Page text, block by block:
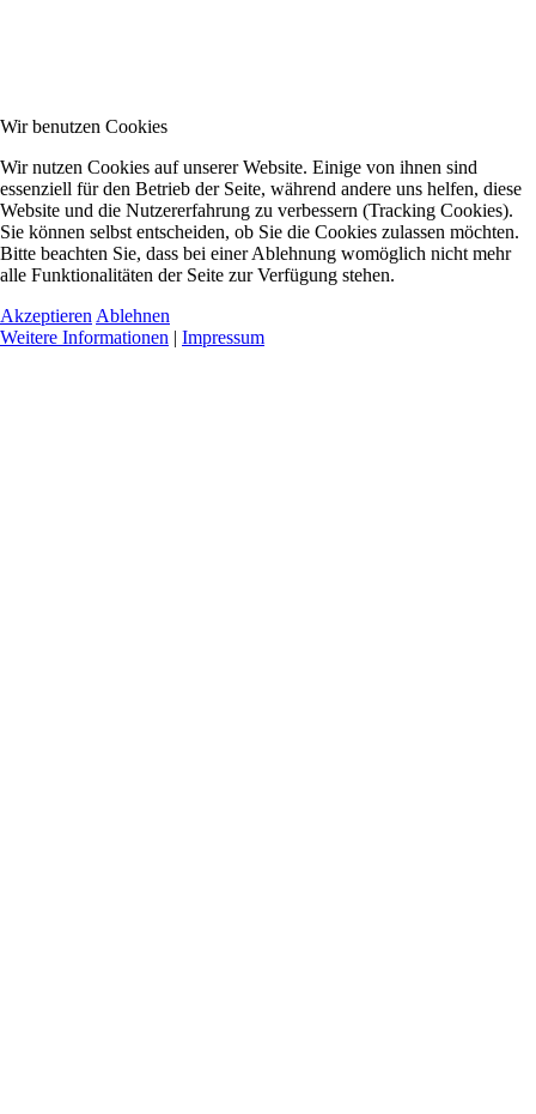
Wir benutzen Cookies
Wir nutzen Cookies auf unserer Website. Einige von ihnen sind
essenziell für den Betrieb der Seite, während andere uns helfen, diese
Website und die Nutzererfahrung zu verbessern (Tracking Cookies).
Sie können selbst entscheiden, ob Sie die Cookies zulassen möchten.
Bitte beachten Sie, dass bei einer Ablehnung womöglich nicht mehr
alle Funktionalitäten der Seite zur Verfügung stehen.
Akzeptieren Ablehnen
Weitere Informationen | Impressum